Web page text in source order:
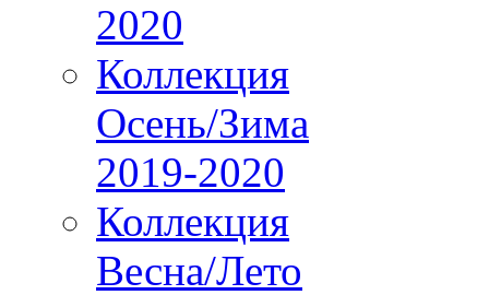
2020
Коллекция
Осень/Зима
2019-2020
Коллекция
Весна/Лето